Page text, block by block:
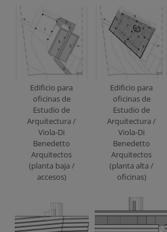
Edificio para
oficinas de
Estudio de
Arquitectura /
Viola-Di
Benedetto
Arquitectos
(planta baja /
accesos)
Edificio para
oficinas de
Estudio de
Arquitectura /
Viola-Di
Benedetto
Arquitectos
(planta alta /
oficinas)